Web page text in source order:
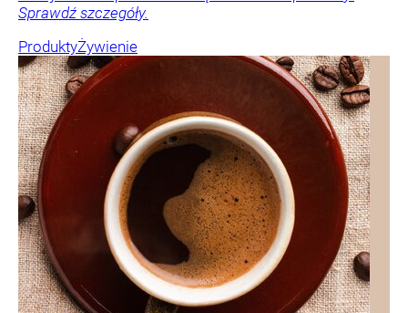
Sprawdź szczegóły.
ProduktyŻywienie